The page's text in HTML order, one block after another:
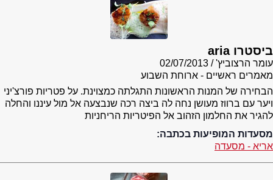
ביסטרו aria
עומר הרצוביץ'
02/07/2013
מאמרים ראשיים - ארוחת השבוע
הבחירה של המנות הראשונות התגלתה כמצוינת. על פטריות פורצ'יני
ויער עם ברווז מעושן נחה לה ביצה רכה שנבצעה אל מול עיננו והחלה
להגיר את החלמון הזהוב אל הפיטריות הריחניות
מסעדות המופיעות בכתבה:
אריא - מסעדה